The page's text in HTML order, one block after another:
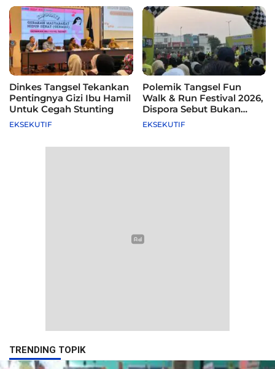
Dinkes Tangsel Tekankan
Pentingnya Gizi Ibu Hamil
Untuk Cegah Stunting
EKSEKUTIF
Polemik Tangsel Fun
Walk & Run Festival 2026,
Dispora Sebut Bukan
Agenda Pemkot
EKSEKUTIF
TRENDING TOPIK